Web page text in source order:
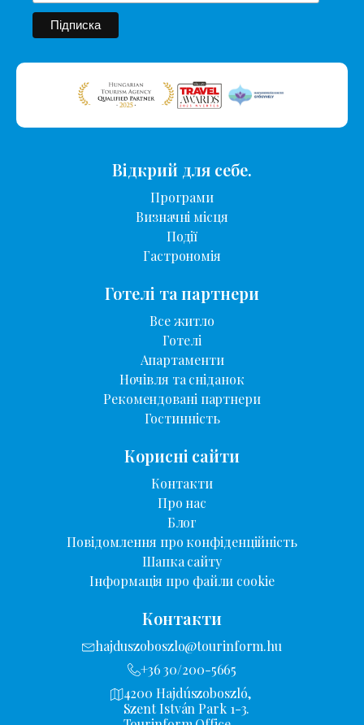
Відкрий для себе.
Програми
Визначні місця
Події
Гастрономія
Готелі та партнери
Все житло
Готелі
Апартаменти
Ночівля та сніданок
Рекомендовані партнери
Гостинність
Корисні сайти
Контакти
Про нас
Блог
Повідомлення про конфіденційність
Шапка сайту
Інформація про файли cookie
Контакти
hajduszoboszlo@tourinform.hu
+36 30/200-5665
4200 Hajdúszoboszló,
Szent István Park 1-3.